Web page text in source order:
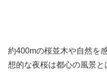
約400mの桜並木や自然を
想的な夜桜は都心の風景と